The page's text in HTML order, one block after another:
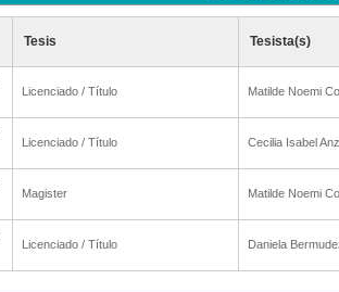
Tesis Tesista(s)
Licenciado / Título Matilde Noemi
Licenciado / Título Cecilia Isabel
Magister Matilde Noemi
Licenciado / Título Daniela